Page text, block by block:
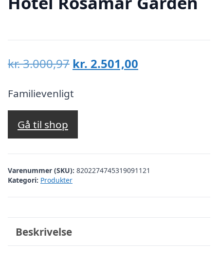
kr.3.000,97 Den
pris
var:
kr. 2.501,00
Familievenligt
Gå til shop
Varenummer (SKU): 8202274745319091121
Kategori: Produkter
Beskrivelse